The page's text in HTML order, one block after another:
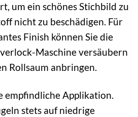
um ein schönes Stichbild zu
nicht zu beschädigen. Für
Finish können Sie die
Maschine versäubern
Rollsaum anbringen.
empfindliche Applikation.
stets auf niedrige